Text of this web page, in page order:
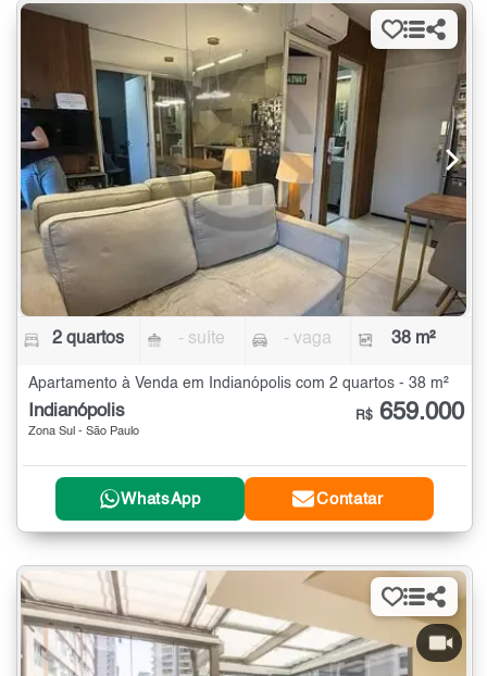
2 quartos - suíte - vaga 38 m²
Apartamento à Venda em Indianópolis com 2 quartos - 38 m²
Indianópolis
Zona Sul - São Paulo
R$ 659.000
WhatsApp Contatar